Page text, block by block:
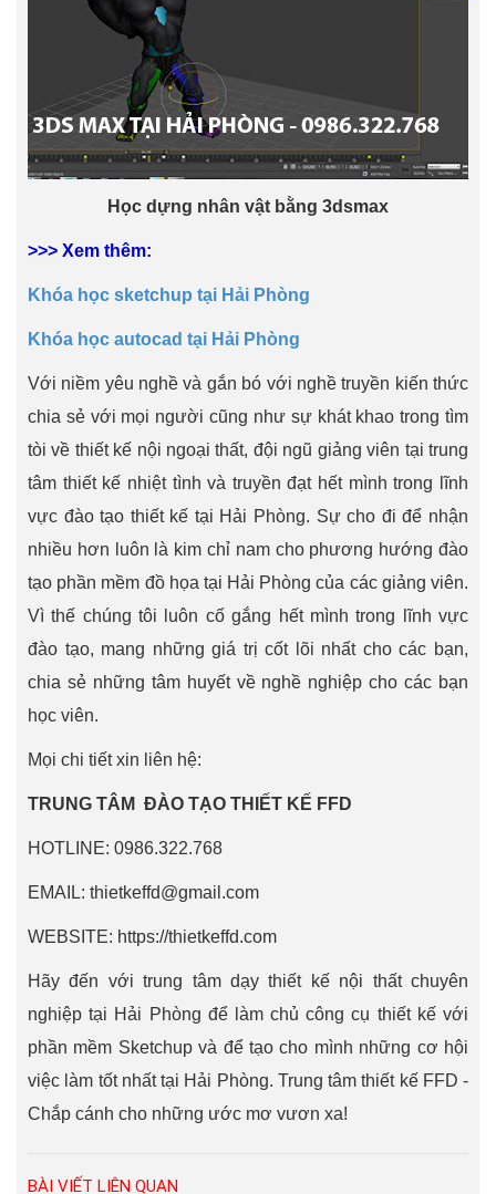
Học dựng nhân vật bằng 3dsmax
>>> Xem thêm:
Khóa học sketchup tại Hải Phòng
Khóa học autocad tại Hải Phòng
Với niềm yêu nghề và gắn bó với nghề truyền kiến thức
chia sẻ với mọi người cũng như sự khát khao trong tìm
tòi về thiết kế nội ngoại thất, đội ngũ giảng viên tại trung
tâm thiết kế nhiệt tình và truyền đạt hết mình trong lĩnh
vực đào tạo thiết kế tại Hải Phòng. Sự cho đi để nhận
nhiều hơn luôn là kim chỉ nam cho phương hướng đào
tạo phần mềm đồ họa tại Hải Phòng của các giảng viên.
Vì thế chúng tôi luôn cố gắng hết mình trong lĩnh vực
đào tạo, mang những giá trị cốt lõi nhất cho các bạn,
chia sẻ những tâm huyết về nghề nghiệp cho các bạn
học viên.
Mọi chi tiết xin liên hệ:
TRUNG TÂM ĐÀO TẠO THIẾT KẾ FFD
HOTLINE: 0986.322.768
EMAIL: thietkeffd@gmail.com
WEBSITE: https://thietkeffd.com
Hãy đến với trung tâm dạy thiết kế nội thất chuyên
nghiệp tại Hải Phòng để làm chủ công cụ thiết kế với
phần mềm Sketchup và để tạo cho mình những cơ hội
việc làm tốt nhất tại Hải Phòng. Trung tâm thiết kế FFD -
Chắp cánh cho những ước mơ vươn xa!
BÀI VIẾT LIÊN QUAN